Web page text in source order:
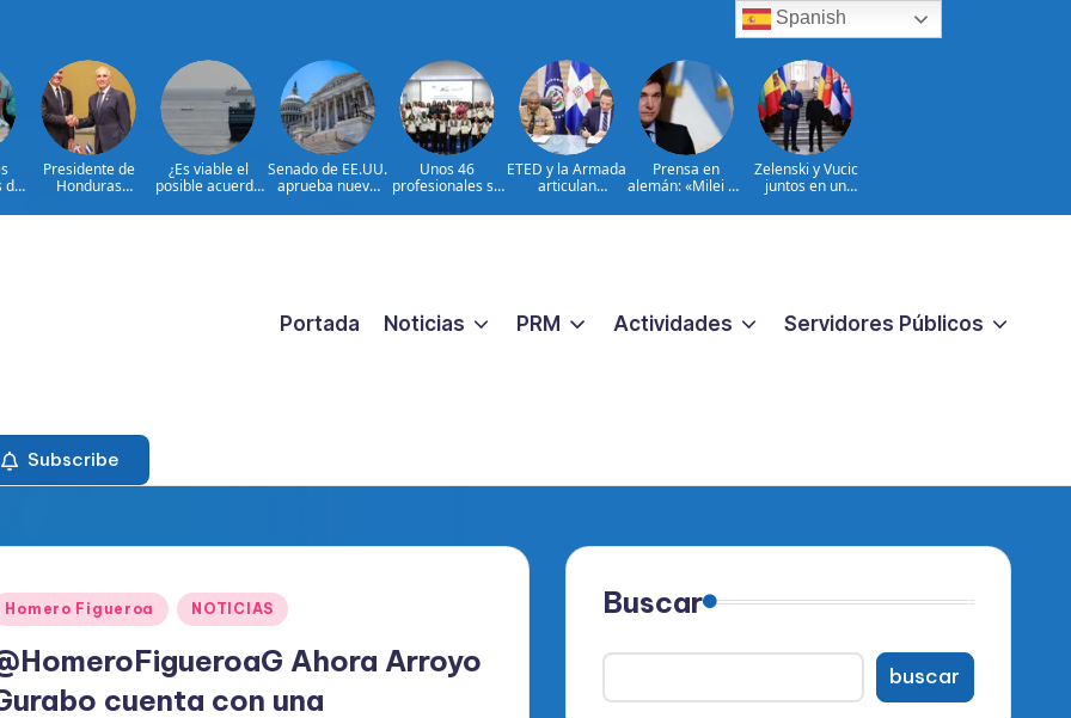
de
Presidente de
Honduras
felicita al
¿Es viable el
posible acuerdo
Ormuz?
Senado de EE.UU.
aprueba nuevo
sanciones a Rusia
Unos 46
profesionales se
fortalecer la
ETED y la Armada
articulan
resguardo del
Prensa en
alemán: «Milei no
presidencial»
Zelenski y Vucic
juntos en un
político
Portada Noticias PRM Actividades Servidores Públicos
Subscribe
Homero Figueroa NOTICIAS
Ahora Arroyo
cuenta con una
Buscar
buscar
Spanish